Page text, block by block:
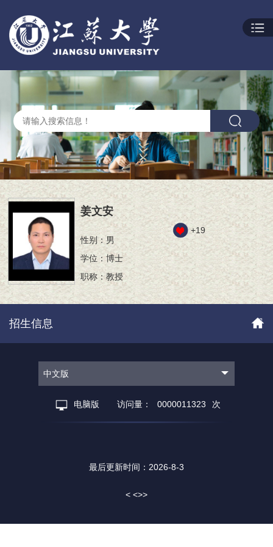
姜文安
性别：男
学位：博士
职称：教授
+19
招生信息
中文版
电脑版 访问量： 0000011323 次
最后更新时间： 2026-8-3
< <>>